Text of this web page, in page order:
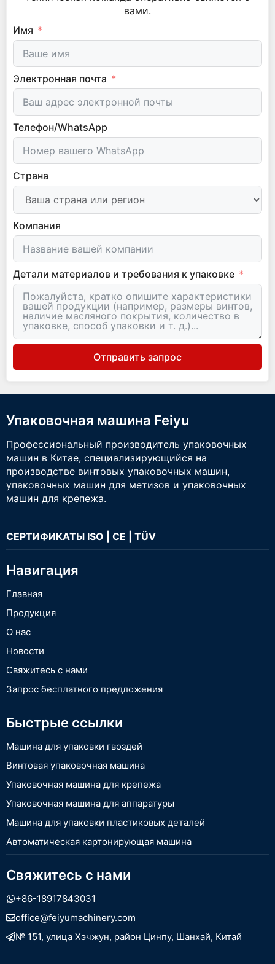
вами.
Имя
Электронная почта
Телефон/WhatsApp
Страна
Компания
Детали материалов и требования к упаковке
Отправить запрос
Упаковочная машина Feiyu
Профессиональный производитель упаковочных
машин в Китае, специализирующийся на
производстве винтовых упаковочных машин,
упаковочных машин для метизов и упаковочных
машин для крепежа.
СЕРТИФИКАТЫ ISO | CE | TÜV
Навигация
Главная
Продукция
О нас
Новости
Свяжитесь с нами
Запрос бесплатного предложения
Быстрые ссылки
Машина для упаковки гвоздей
Винтовая упаковочная машина
Упаковочная машина для крепежа
Упаковочная машина для аппаратуры
Машина для упаковки пластиковых деталей
Автоматическая картонирующая машина
Свяжитесь с нами
+86-18917843031
office@feiyumachinery.com
№ 151, улица Хэчжун, район Цинпу, Шанхай, Китай